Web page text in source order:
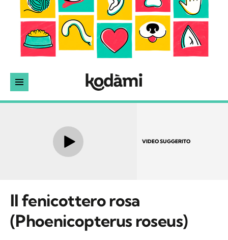
VIDEO SUGGERITO
Il fenicottero rosa
(Phoenicopterus roseus)